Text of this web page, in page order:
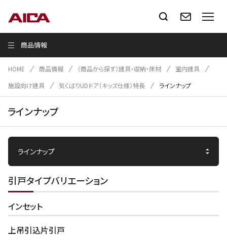
商品情報
HOME 商品情報 （商品から探す）建具・収納・床材
室内建具
施設向け建具
気くばりUDドア（キッズ仕様）特長 ラインナップ
ラインナップ
引戸タイプバリエーション
インセット
上吊引込片引戸